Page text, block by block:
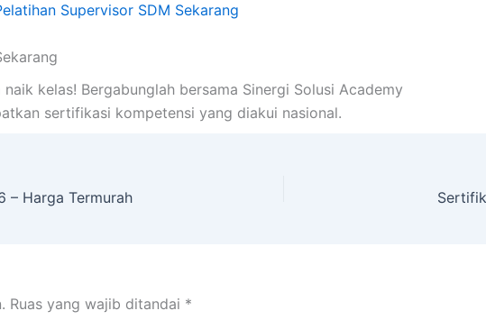
Supervisor SDM Sekarang
naik kelas! Bergabunglah bersama Sinergi Solusi Academy
sertifikasi kompetensi yang diakui nasional.
– Harga Termurah
Ruas yang wajib ditandai *